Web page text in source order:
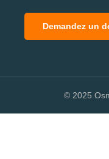
Demandez un
© 2025